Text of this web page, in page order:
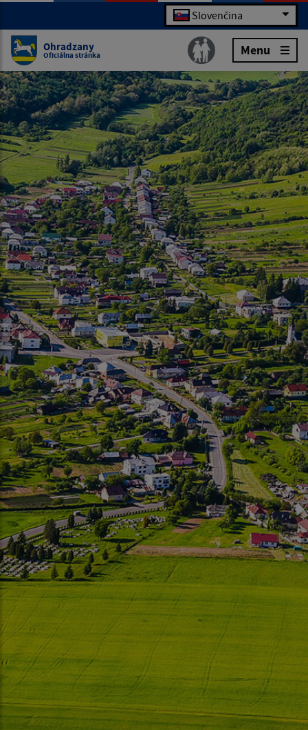
Slovenčina
Ohradzany
Oficiálna stránka Menu